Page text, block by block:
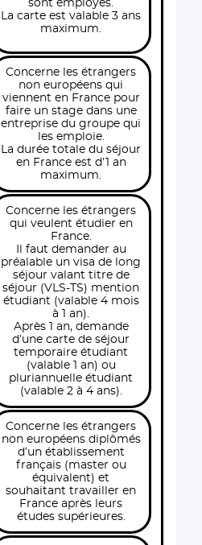
sont employés.
La carte est valable 3 ans
maximum.
Concerne les étrangers
non européens qui
viennent en France pour
faire un stage dans une
entreprise du groupe qui
les emploie.
La durée totale du séjour
en France est d’1 an
maximum.
Concerne les étrangers
qui veulent étudier en
France.
Il faut demander au
préalable un visa de long
séjour valant titre de
séjour (VLS-TS) mention
étudiant (valable 4 mois
à 1 an).
Après 1 an, demande
d’une carte de séjour
temporaire étudiant
(valable 1 an) ou
pluriannuelle étudiant
(valable 2 à 4 ans).
Concerne les étrangers
non européens diplômés
d’un établissement
français (master ou
équivalent) et
souhaitant travailler en
France après leurs
études supérieures.